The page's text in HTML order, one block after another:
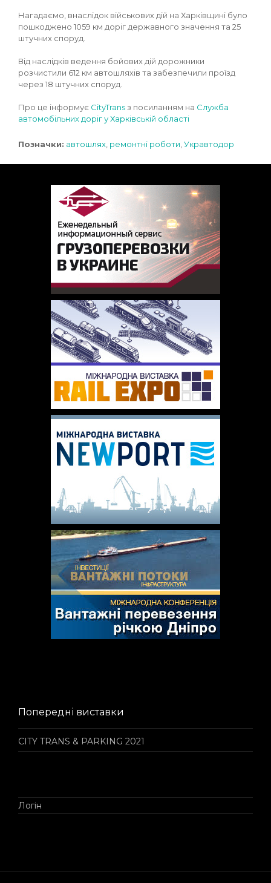
Нагадаємо, внаслідок військових дій на Харківщині було
пошкоджено 1059 км доріг державного значення та 25
штучних споруд.
Від наслідків ведення бойових дій дорожники
розчистили 612 км автошляхів та забезпечили проїзд
через 18 штучних споруд.
Про це інформує CityTransз посиланням на Служба
автомобільних доріг у Харківській області
Позначки: автошлях ремонтні роботи Укравтодор
Попередні виставки
CITY TRANS & PARKING 2021
Логін